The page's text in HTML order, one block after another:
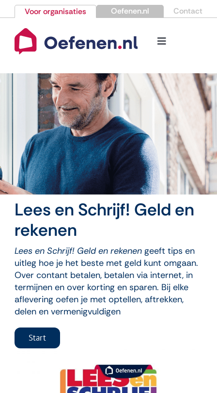
naar
inhoud
Voor organisaties Oefenen.nl Contact
Toggle
Nieuws
Kennisbank
Over Oefenen.nl
Contact
Lees en Schrijf! Geld en
rekenen
Lees en Schrijf! Geld en rekenen geeft tips en
uitleg hoe je het beste met geld kunt omgaan.
Over contant betalen, betalen via internet, in
termijnen en over korting en sparen. Bij elke
aflevering oefen je met optellen, aftrekken,
delen en vermenigvuldigen
Start